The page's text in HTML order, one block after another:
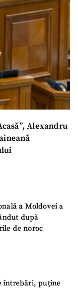
Alexandru
a Moldovei a
după
de noroc
întrebări, puține